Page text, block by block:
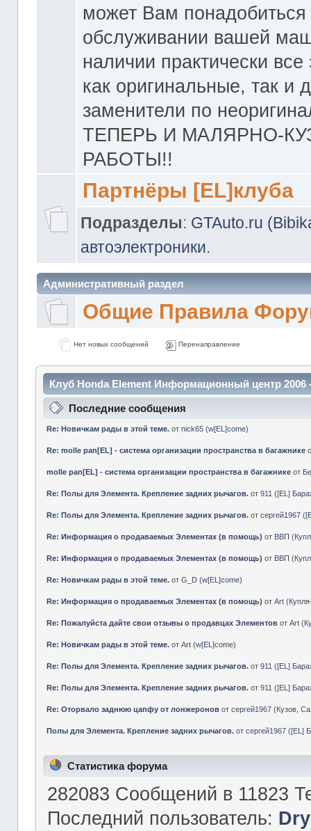
может Вам понадобиться
обслуживании вашей
наличии практически все
как оригинальные, так и
заменители по
ТЕПЕРЬ И МАЛЯРНО-
РАБОТЫ!!
Партнёры [EL]клуба
Подразделы: GTAuto.ru
автоэлектроники.
Административный раздел
Общие Правила
Нет новых сообщений Перенаправление
Клуб Honda Element Информационный центр
Последние сообщения
Re: Новичкам рады в этой теме. отnick65 (w[EL]come)
Re: molle pan[EL] - система организации пространства в багажнике
molle pan[EL] - система организации пространства в багажнике от
Re: Полы для Элемента. Крепление задних рычагов. от911 ([EL]
Re: Полы для Элемента. Крепление задних рычагов. отсергей1967 (
Re: Информация о продаваемых Элементах (в помощь) от ВВП (
Re: Информация о продаваемых Элементах (в помощь) от ВВП (
Re: Новичкам рады в этой теме. отG_D (w[EL]come)
Re: Информация о продаваемых Элементах (в помощь) отArt (
Re: Пожалуйста дайте свои отзывы о продавцах Элементов отArt (
Re: Новичкам рады в этой теме. отArt (w[EL]come)
Re: Полы для Элемента. Крепление задних рычагов. от911 ([EL]
Re: Полы для Элемента. Крепление задних рычагов. от911 ([EL]
Re: Оторвало заднюю цапфу от лонжеронов отсергей1967 (Кузов,
Полы для Элемента. Крепление задних рычагов. отсергей1967 ([EL]
Статистика форума
282083 Сообщений в 11823
Последний пользователь: Dry